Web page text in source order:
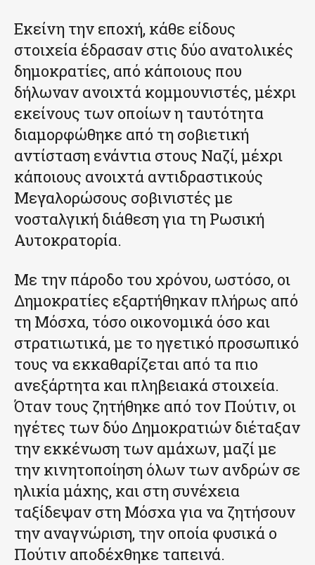
Εκείνη την εποχή, κάθε είδους
στοιχεία έδρασαν στις δύο ανατολικές
δημοκρατίες, από κάποιους που
δήλωναν ανοιχτά κομμουνιστές, μέχρι
εκείνους των οποίων η ταυτότητα
διαμορφώθηκε από τη σοβιετική
αντίσταση ενάντια στους Ναζί, μέχρι
κάποιους ανοιχτά αντιδραστικούς
Μεγαλορώσους σοβινιστές με
νοσταλγική διάθεση για τη Ρωσική
Αυτοκρατορία.
Με την πάροδο του χρόνου, ωστόσο, οι
Δημοκρατίες εξαρτήθηκαν πλήρως από
τη Μόσχα, τόσο οικονομικά όσο και
στρατιωτικά, με το ηγετικό προσωπικό
τους να εκκαθαρίζεται από τα πιο
ανεξάρτητα και πληβειακά στοιχεία.
Όταν τους ζητήθηκε από τον Πούτιν, οι
ηγέτες των δύο Δημοκρατιών διέταξαν
την εκκένωση των αμάχων, μαζί με
την κινητοποίηση όλων των ανδρών σε
ηλικία μάχης, και στη συνέχεια
ταξίδεψαν στη Μόσχα για να ζητήσουν
την αναγνώριση, την οποία φυσικά ο
Πούτιν αποδέχθηκε ταπεινά.